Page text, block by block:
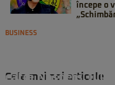
începe o
Cele mai noi articole
BUSINESS
către Naspers.